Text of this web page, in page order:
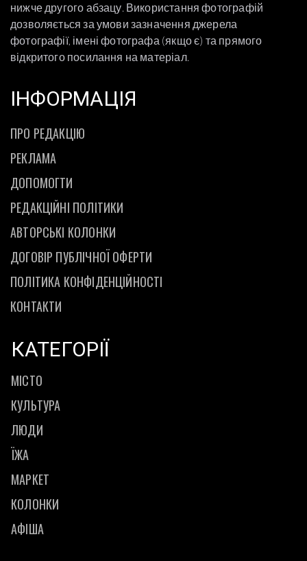
нижче другого абзацу. Використання фотографій
дозволяється за умови зазначення джерела
фотографії, імені фотографа (якщо є) та прямого
відкритого посилання на матеріал.
ІНФОРМАЦІЯ
ПРО РЕДАКЦІЮ
РЕКЛАМА
ДОПОМОГТИ
РЕДАКЦІЙНІ ПОЛІТИКИ
АВТОРСЬКІ КОЛОНКИ
ДОГОВІР ПУБЛІЧНОЇ ОФЕРТИ
ПОЛІТИКА КОНФІДЕНЦІЙНОСТІ
КОНТАКТИ
КАТЕГОРІЇ
МІСТО
КУЛЬТУРА
ЛЮДИ
ЇЖА
МАРКЕТ
КОЛОНКИ
АФІША